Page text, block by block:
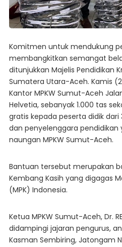
Komitmen untuk mendukung
membangkitkan semangat
ditunjukkan Majelis Pendidikan
Sumatera Utara-Aceh. Kamis
Kantor MPKW Sumut-Aceh
Helvetia, sebanyak 1.000 tas
gratis kepada peserta didik
dan penyelenggara pendidikan
naungan MPKW Sumut-Aceh.
Bantuan tersebut merupakan
Kembang Kasih yang digagas
(MPK) Indonesia.
Ketua MPKW Sumut-Aceh, Dr.
didampingi jajaran pengurus,
Kasman Sembiring, Jatongam